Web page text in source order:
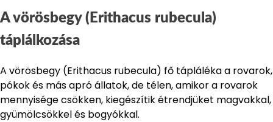
A vörösbegy (Erithacus rubecula)
táplálkozása
A vörösbegy (Erithacus rubecula) fő tápláléka a rovarok,
pókok és más apró állatok, de télen, amikor a rovarok
mennyisége csökken, kiegészítik étrendjüket magvakkal,
gyümölcsökkel és bogyókkal.